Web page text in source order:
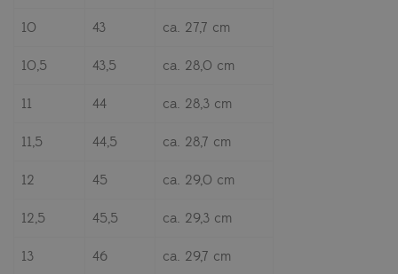
10 43 ca. 27,7 cm
10,5 43,5 ca. 28,0 cm
11 44 ca. 28,3 cm
11,5 44,5 ca. 28,7 cm
12 45 ca. 29,0 cm
12,5 45,5 ca. 29,3 cm
13 46 ca. 29,7 cm